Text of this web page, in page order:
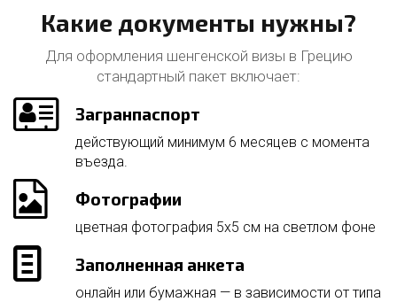
Какие документы нужны?
Для оформления шенгенской визы в Грецию
стандартный пакет включает:
Загранпаспорт
действующий минимум 6 месяцев с момента
въезда.
Фотографии
цветная фотография 5х5 см на светлом фоне
Заполненная анкета
онлайн или бумажная — в зависимости от типа